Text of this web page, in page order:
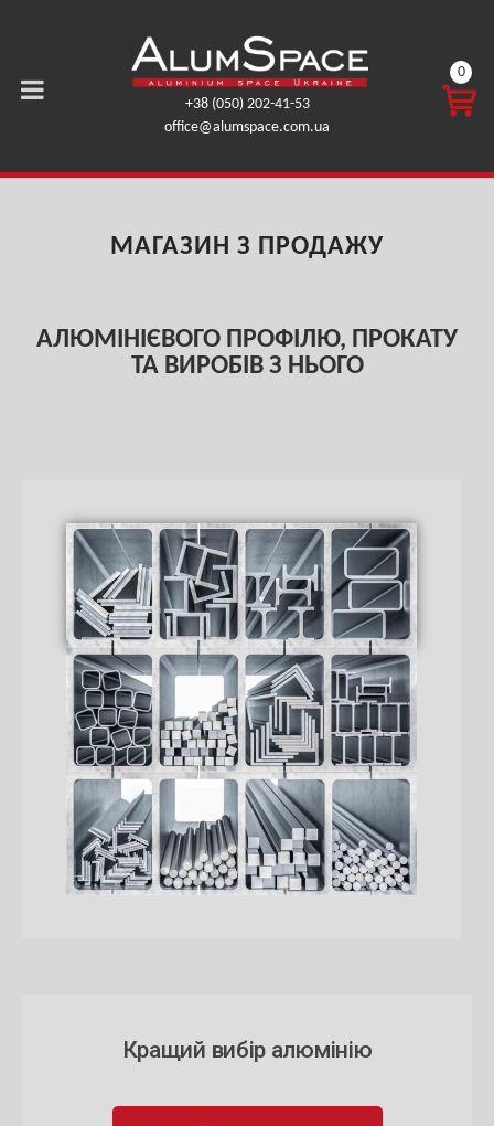
+38 (050) 202-41-53
office@alumspace.com.ua
CART
0
МАГАЗИН З ПРОДАЖУ
АЛЮМІНІЄВОГО ПРОФІЛЮ, ПРОКАТУ
ТА ВИРОБІВ З НЬОГО
Кращий вибір алюмінію